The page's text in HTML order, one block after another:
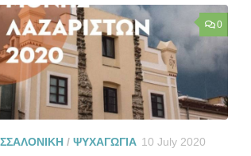
0
/ ΨΥΧΑΓΩΓΙΑ 10 July 2020